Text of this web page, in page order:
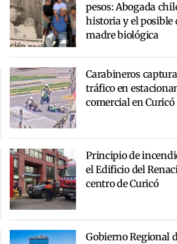
pesos: Abogada
historia y el posible
madre biológica
Carabineros
tráfico en
comercial en Curicó
Principio de
el Edificio del
centro de Curicó
Gobierno Regional